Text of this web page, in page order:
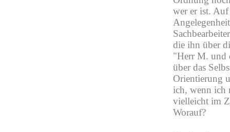
wer er ist. Auf
die ihn über
"Herr M. und
über das
Orientierung
ich, wenn ich
vielleicht im
Worauf?